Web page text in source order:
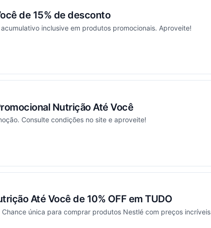
de 15% de desconto
inclusive em produtos promocionais. Aproveite!
Nutrição Até Você
Consulte condições no site e aproveite!
Até Você de 10% OFF em TUDO
única para comprar produtos Nestlé com preços